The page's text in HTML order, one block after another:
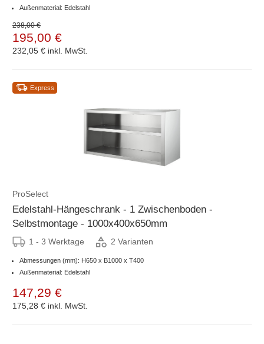
Außenmaterial: Edelstahl
238,00 €
195,00 €
232,05 € inkl. MwSt.
Express
ProSelect
Edelstahl-Hängeschrank - 1 Zwischenboden -
Selbstmontage - 1000x400x650mm
1 - 3 Werktage 2 Varianten
Abmessungen (mm): H650 x B1000 x T400
Außenmaterial: Edelstahl
147,29 €
175,28 € inkl. MwSt.